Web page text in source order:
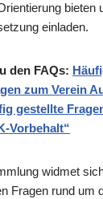
bieten
einladen.
den FAQs:
zum Verein
gestellte
Vorbehalt“
widmet
Fragen rund um